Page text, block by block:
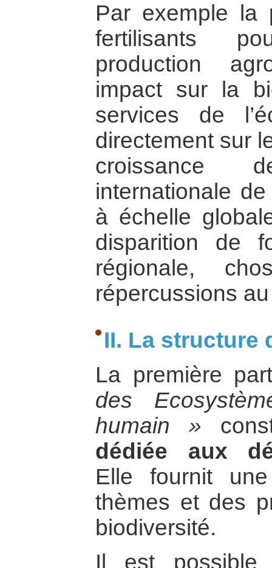
Par exemple la
fertilisants
production
impact sur la
services de
directement sur
croissance
internationale
à échelle
disparition de
régionale,
répercussions
II. La structure
La première
des
humain »
dédiée aux
Elle fournit
thèmes et des
biodiversité.
Il est possible